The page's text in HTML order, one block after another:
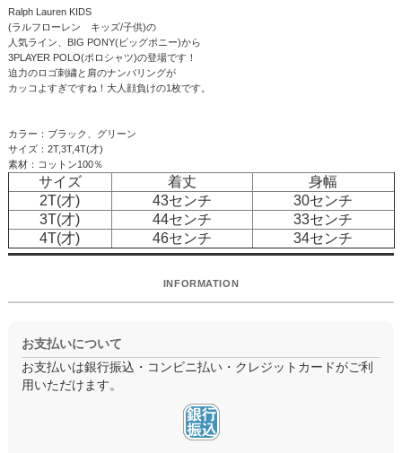
Ralph Lauren KIDS
(ラルフローレン キッズ/子供)の
人気ライン、BIG PONY(ビッグポニー)から
3PLAYER POLO(ポロシャツ)の登場です！
迫力のロゴ刺繍と肩のナンバリングが
カッコよすぎですね！大人顔負けの1枚です。
カラー：ブラック、グリーン
サイズ：2T,3T,4T(才)
素材：コットン100％
サイズ 着丈
身幅
2T(才)
43センチ
30センチ
3T(才)
44センチ
33センチ
4T(才)
46センチ 34センチ
INFORMATION
お支払いについて
お支払いは銀行振込・コンビニ払い・クレジットカードがご利
用いただけます。